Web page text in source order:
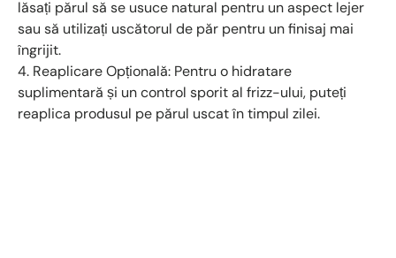
lăsați părul să se usuce natural pentru un aspect lejer
sau să utilizați uscătorul de păr pentru un finisaj mai
îngrijit.
4. Reaplicare Opțională: Pentru o hidratare
suplimentară și un control sporit al frizz-ului, puteți
reaplica produsul pe părul uscat în timpul zilei.